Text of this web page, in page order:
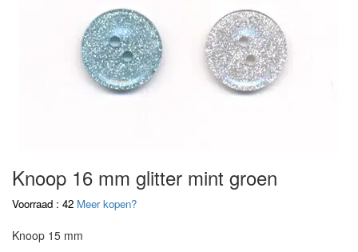
Knoop 16 mm glitter mint groen
Voorraad : 42 Meer kopen?
Knoop 15 mm